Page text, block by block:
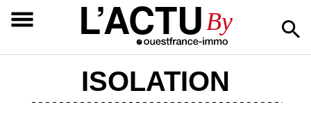
L’ACTUBy
ISOLATION